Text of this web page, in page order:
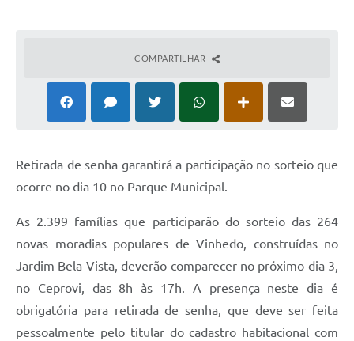
Defesa Civil
Convênios Terceiro Setor
Sistema de Protocolo
Poupatempo
Listagem dos CEPs de Vinhedo
Acesso à Informação
COMPARTILHAR
Retirada de senha garantirá a participação no sorteio que
ocorre no dia 10 no Parque Municipal.
As 2.399 famílias que participarão do sorteio das 264
novas moradias populares de Vinhedo, construídas no
Jardim Bela Vista, deverão comparecer no próximo dia 3,
no Ceprovi, das 8h às 17h. A presença neste dia é
obrigatória para retirada de senha, que deve ser feita
pessoalmente pelo titular do cadastro habitacional com